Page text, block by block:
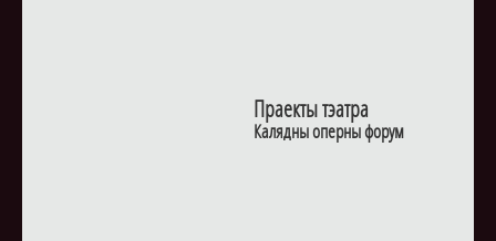
Праекты тэатра
Калядны оперны форум